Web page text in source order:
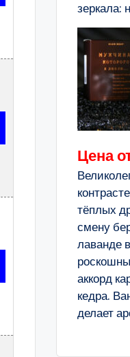
зеркала:
Цена
тёплых
смену
лаванде
аккорд
кедра.
делает